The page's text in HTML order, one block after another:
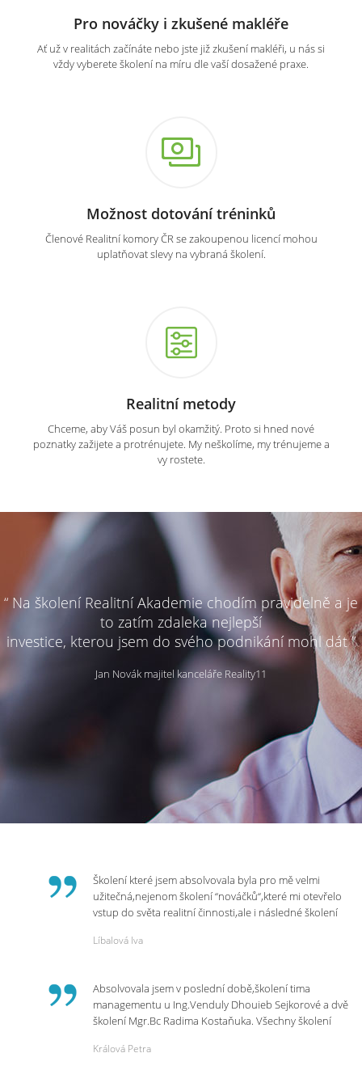
Pro nováčky i zkušené makléře
Ať už v realitách začínáte nebo jste již zkušení makléři, u nás si
vždy vyberete školení na míru dle vaší dosažené praxe.
Možnost dotování tréninků
Členové Realitní komory ČR se zakoupenou licencí mohou
uplatňovat slevy na vybraná školení.
Realitní metody
Chceme, aby Váš posun byl okamžitý. Proto si hned nové
poznatky zažijete a protrénujete. My neškolíme, my trénujeme a
vy rostete.
“ Na školení Realitní Akademie chodím pravidelně a je
to zatím zdaleka nejlepší
investice, kterou jsem do svého podnikání mohl dát ”
Jan Novák majitel kanceláře Reality11
Školení které jsem absolvovala byla pro mě velmi
užitečná,nejenom školení “nováčků“,které mi otevřelo
vstup do světa realitní činnosti,ale i následné školení
p.Vendulce která s nesmírnou lidskostí,přesto
potřebná školení,která Realitní Akademie umožňuje.
Líbalová Iva
Absolvovala jsem v poslední době,školení tima
managementu u Ing.Venduly Dhouieb Sejkorové a dvě
školení Mgr.Bc Radima Kostaňuka. Všechny školení
práci a na život.
Králová Petra